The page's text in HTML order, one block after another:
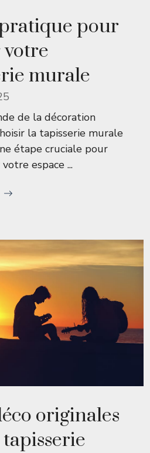
pour
murale
de la décoration
la tapisserie murale
étape cruciale pour
espace ...
originales
tapisserie